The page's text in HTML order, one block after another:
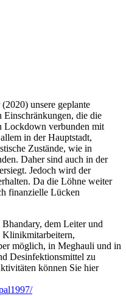
unsere geplante
Einschränkungen, die die
Lockdown verbunden mit
in der Hauptstadt,
Zustände, wie in
Daher sind auch in der
Jedoch wird der
Da die Löhne weiter
finanzielle Lücken
dem Leiter und
Klinikmitarbeitern,
möglich, in Meghauli und in
Desinfektionsmittel zu
können Sie hier